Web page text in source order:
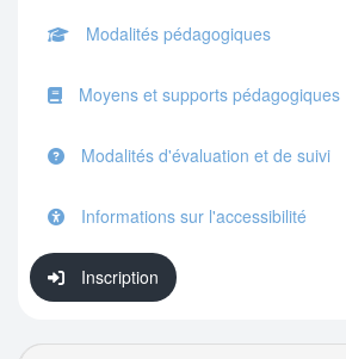
Modalités pédagogiques
Moyens et supports pédagogiques
Modalités d'évaluation et de suivi
Informations sur l'accessibilité
Inscription